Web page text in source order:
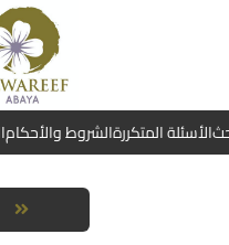
الأسئلة المتكررةالشروط والأحكام